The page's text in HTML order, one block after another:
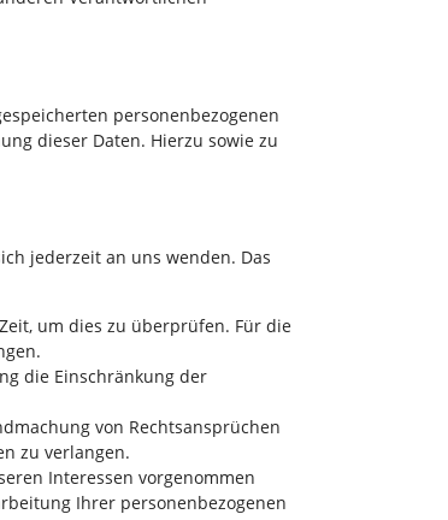
personenbezogenen
dieser Daten. Hierzu sowie zu
jederzeit an uns wenden. Das
um dies zu überprüfen. Für die
die Einschränkung der
von Rechtsansprüchen
zu verlangen.
Interessen vorgenommen
Ihrer personenbezogenen